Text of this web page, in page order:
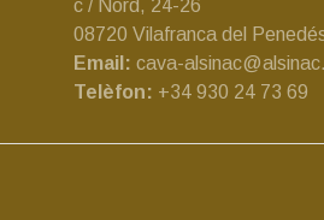
c / Nord, 24-26
08720 Vilafranca del
Email: cava-
Telèfon: +34 930 24 73 69